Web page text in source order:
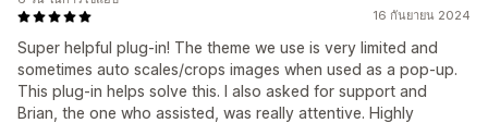
16 กันยายน 2024
Super helpful plug-in! The theme we use is very limited and
sometimes auto scales/crops images when used as a pop-up.
This plug-in helps solve this. I also asked for support and
Brian, the one who assisted, was really attentive. Highly